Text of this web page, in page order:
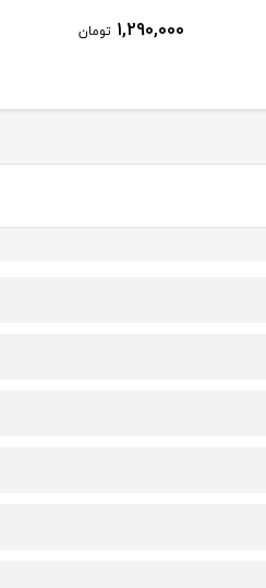
1,290,000 تومان